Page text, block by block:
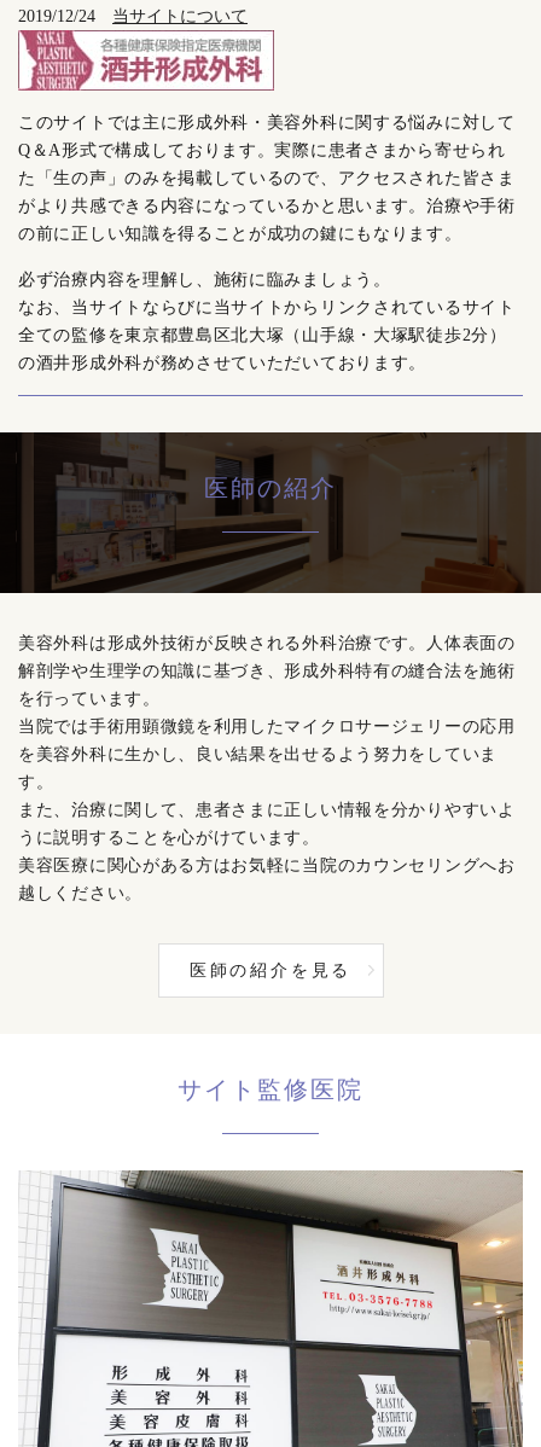
2019/12/24 当サイトについて
このサイトでは主に形成外科・美容外科に関する悩みに対して
Q＆A形式で構成しております。実際に患者さまから寄せられ
た「生の声」のみを掲載しているので、アクセスされた皆さま
がより共感できる内容になっているかと思います。治療や手術
の前に正しい知識を得ることが成功の鍵にもなります。
必ず治療内容を理解し、施術に臨みましょう。
なお、当サイトならびに当サイトからリンクされているサイト
全ての監修を東京都豊島区北大塚（山手線・大塚駅徒歩2分）
の酒井形成外科が務めさせていただいております。
医師の紹介
美容外科は形成外技術が反映される外科治療です。人体表面の
解剖学や生理学の知識に基づき、形成外科特有の縫合法を施術
を行っています。
当院では手術用顕微鏡を利用したマイクロサージェリーの応用
を美容外科に生かし、良い結果を出せるよう努力をしていま
す。
また、治療に関して、患者さまに正しい情報を分かりやすいよ
うに説明することを心がけています。
美容医療に関心がある方はお気軽に当院のカウンセリングへお
越しください。
医師の紹介を見る
サイト監修医院